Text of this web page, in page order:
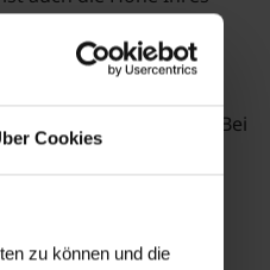
Cookies
zu können und die
kalendertäglichen
Der
vorgegeben. Bei